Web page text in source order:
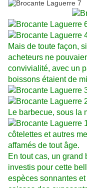
Mais de toute façon,
acheteurs ne
convivialité, avec un
boissons étaient de
Le barbecue, sous la
côtelettes et autres
affamés de tout âge.
En tout cas, un grand
investis pour cette
espèces sonnantes